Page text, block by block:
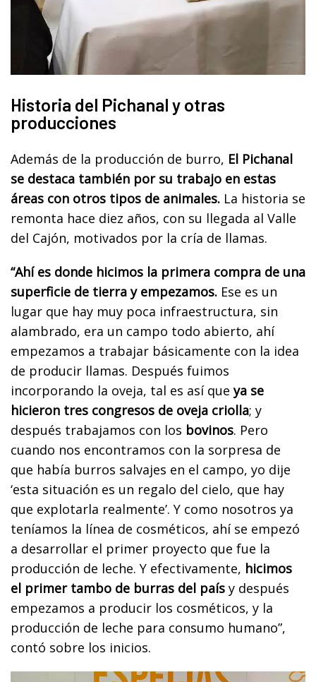
Historia del Pichanal y otras
producciones
Además de la producción de burro, El Pichanal
se destaca también por su trabajo en estas
áreas con otros tipos de animales. La historia se
remonta hace diez años, con su llegada al Valle
del Cajón, motivados por la cría de llamas.
“Ahí es donde hicimos la primera compra de una
superficie de tierra y empezamos. Ese es un
lugar que hay muy poca infraestructura, sin
alambrado, era un campo todo abierto, ahí
empezamos a trabajar básicamente con la idea
de producir llamas. Después fuimos
incorporando la oveja, tal es así que ya se
hicieron tres congresos de oveja criolla; y
después trabajamos con los bovinos. Pero
cuando nos encontramos con la sorpresa de
que había burros salvajes en el campo, yo dije
‘esta situación es un regalo del cielo, que hay
que explotarla realmente’. Y como nosotros ya
teníamos la línea de cosméticos, ahí se empezó
a desarrollar el primer proyecto que fue la
producción de leche. Y efectivamente, hicimos
el primer tambo de burras del país y después
empezamos a producir los cosméticos, y la
producción de leche para consumo humano”,
contó sobre los inicios.